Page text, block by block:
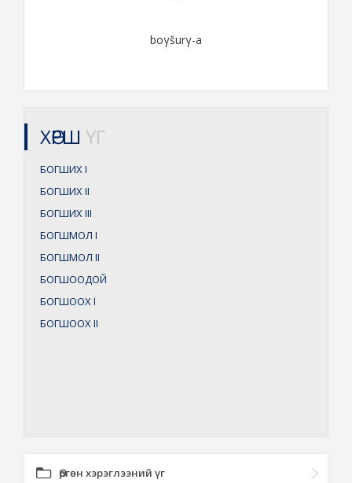
boγšurγ-a
ХӨРШ ҮГ
БОГШИХI
БОГШИХII
БОГШИХIII
БОГШМОЛ I
БОГШМОЛ II
БОГШООДОЙ
БОГШООХI
БОГШООХII
Өргөн хэрэглээний үг